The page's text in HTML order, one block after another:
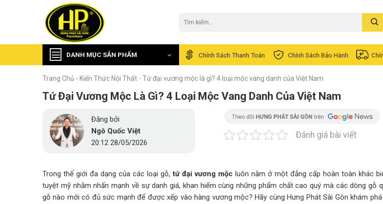
kiếm:
DANH MỤC SẢN PHẨM Chính Sách Thanh Toán Chính Sách Bảo Hành
Trang Chủ - Kiến Thức Nội Thất - Tứ đại vương mộc là gì? 4 loại mộc vang danh của Việt Nam
Tứ Đại Vương Mộc Là Gì? 4 Loại Mộc Vang Danh Của Việt Nam
Đăng bởi
Ngô Quốc Việt
20:12 28/05/2026
Đánh giá bài viết
Trong thế giới đa dạng của các loại gỗ,tứ đại vương mộc luôn nằm ở một đẳng cấp hoàn toàn khác
tuyệt mỹ nhằm nhấn mạnh về sự danh giá, khan hiếm cùng những phẩm chất cao quý mà các dòng gỗ
gỗ nào mới có đủ sức mạnh để được xếp vào hàng vương mộc? Hãy cùng Hưng Phát Sài Gòn khám